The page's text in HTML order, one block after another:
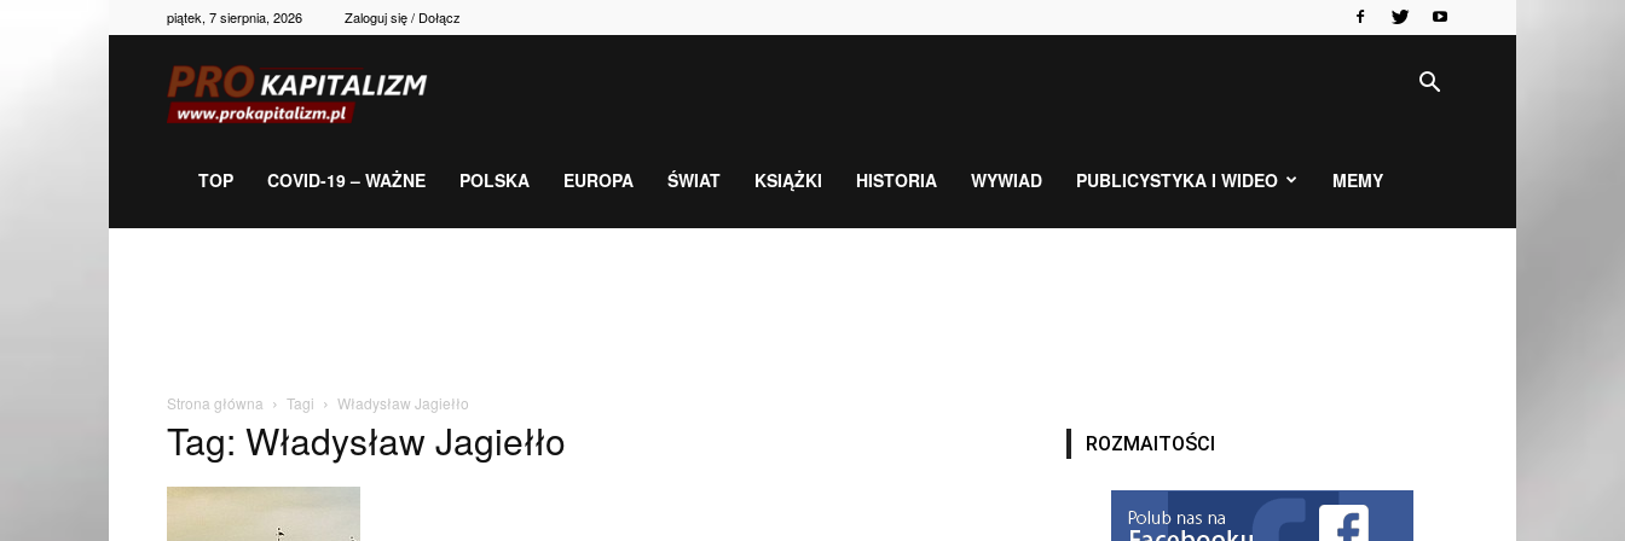
piątek, 7 sierpnia, 2026 Zaloguj się / Dołącz
gospodarka,
newsy
TOP COVID-19 – WAŻNE POLSKA EUROPA ŚWIAT KSIĄŻKI HISTORIA WYWIAD PUBLICYSTYKA I WIDEO MEMY
Strona główna Tagi Władysław Jagiełło
Tag: Władysław Jagiełło ROZMAITOŚCI